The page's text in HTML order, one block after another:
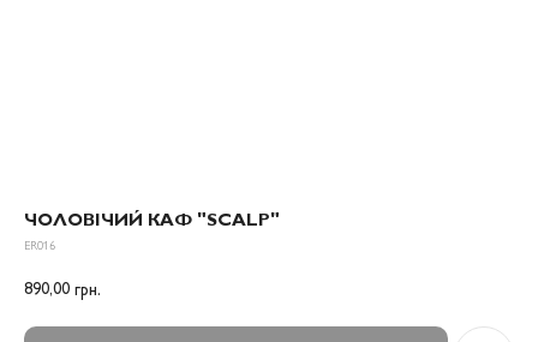
ЧОЛОВІЧИЙ КАФ "SCALP"
ER016
890,00 грн.